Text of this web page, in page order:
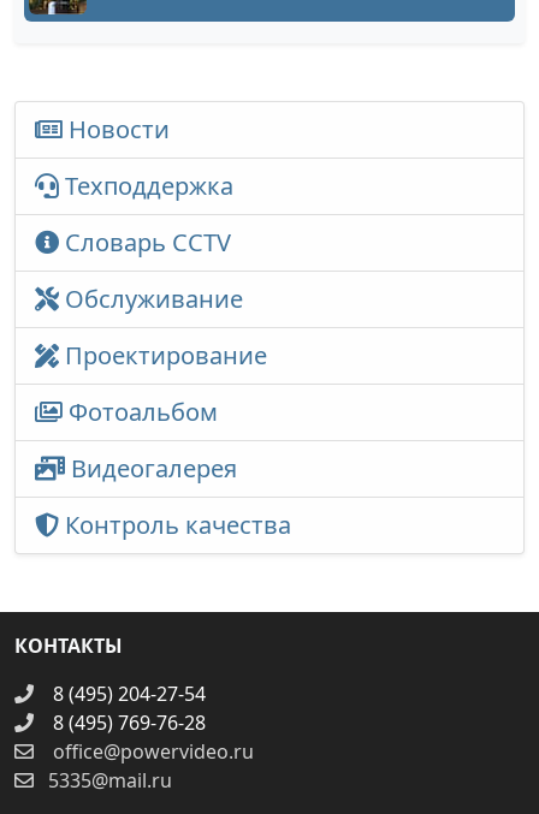
Новости
Техподдержка
Словарь CCTV
Обслуживание
Проектирование
Фотоальбом
Видеогалерея
Контроль качества
КОНТАКТЫ
8 (495) 204-27-54
8 (495) 769-76-28
office@powervideo.ru
5335@mail.ru